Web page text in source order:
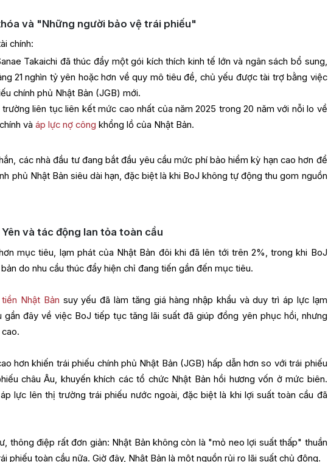
và "Những người bảo vệ trái phiếu"
chính:
Takaichi đã thúc đẩy một gói kích thích kinh tế lớn và ngân sách bổ sung,
21 nghìn tỷ yên hoặc hơn về quy mô tiêu đề, chủ yếu được tài trợ bằng việc
chính phủ Nhật Bản (JGB) mới.
trường liên tục liên kết mức cao nhất của năm 2025 trong 20 năm với nỗi lo về
vàáp lực nợ công khổng lồ của Nhật Bản.
các nhà đầu tư đang bắt đầu yêu cầu mức phí bảo hiểm kỳ hạn cao hơn để
phủ Nhật Bản siêu dài hạn, đặc biệt là khi BoJ không tự động thu gom nguồn
và tác động lan tỏa toàn cầu
mục tiêu, lạm phát của Nhật Bản đôi khi đã lên tới trên 2%, trong khi BoJ
do nhu cầu thúc đẩy hiện chỉ đang tiến gần đến mục tiêu.
Nhật Bản suy yếu đã làm tăng giá hàng nhập khẩu và duy trì áp lực lạm
gần đây về việc BoJ tiếp tục tăng lãi suất đã giúp đồng yên phục hồi, nhưng
hơn khiến trái phiếu chính phủ Nhật Bản (JGB) hấp dẫn hơn so với trái phiếu
châu Âu, khuyến khích các tổ chức Nhật Bản hồi hương vốn ở mức biên.
lực lên thị trường trái phiếu nước ngoài, đặc biệt là khi lợi suất toàn cầu đã
thông điệp rất đơn giản: Nhật Bản không còn là "mỏ neo lợi suất thấp" thuần
phiếu toàn cầu nữa. Giờ đây, Nhật Bản là một nguồn rủi ro lãi suất chủ động.